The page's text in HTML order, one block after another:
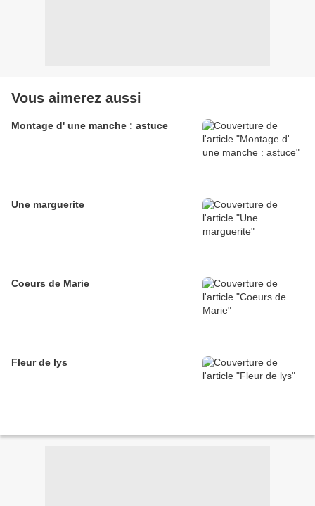
Vous aimerez aussi
Montage d' une manche : astuce
Une marguerite
Coeurs de Marie
Fleur de lys